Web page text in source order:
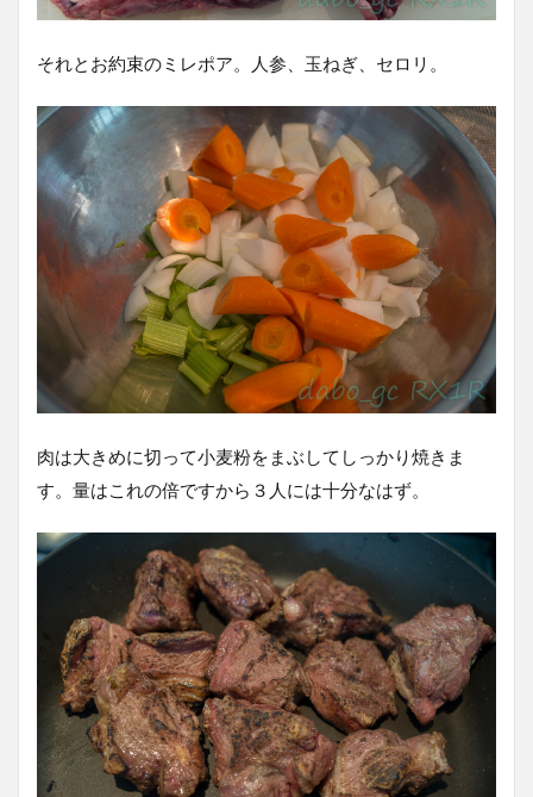
それとお約束のミレポア。人参、玉ねぎ、セロリ。
肉は大きめに切って小麦粉をまぶしてしっかり焼きま
す。量はこれの倍ですから３人には十分なはず。